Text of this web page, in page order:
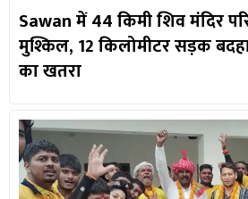
Sawan में 44 किमी शिव मंदिर
मुश्किल, 12 किलोमीटर सड़क
का खतरा